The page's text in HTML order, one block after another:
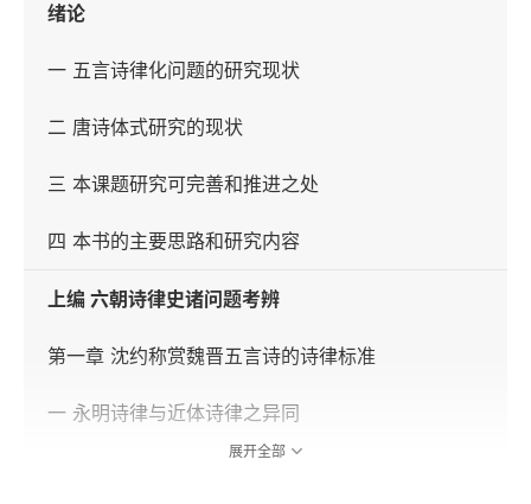
绪论
一 五言诗律化问题的研究现状
二 唐诗体式研究的现状
三 本课题研究可完善和推进之处
四 本书的主要思路和研究内容
上编 六朝诗律史诸问题考辨
第一章 沈约称赏魏晋五言诗的诗律标准
一 永明诗律与近体诗律之异同
展开全部